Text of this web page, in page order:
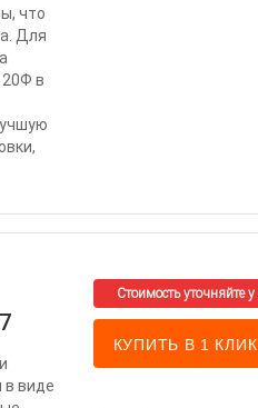
что
Для
20Ф в
в виде
КУПИТЬ В 1 КЛИК